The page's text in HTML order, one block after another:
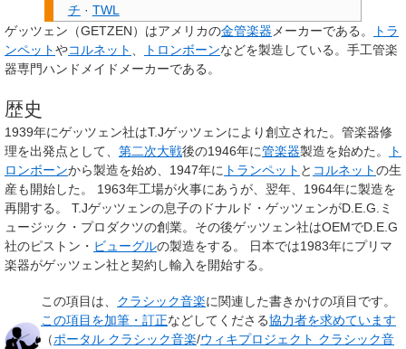
チ · TWL
ゲッツェン （GETZEN）はアメリカの金管楽器 メーカーである。
トラ
ンペットやコルネット トロンボーンなどを製造している。手工管楽
器専門ハンドメイドメーカーである。
歴史
1939年にゲッツェン社はT.Jゲッツェンにより創立された。管楽器修
理を出発点として、 第二次大戦後の1946年に管楽器製造を始めた。
ト
ロンボーンから製造を始め、1947年に トランペット と コルネットの生
産も開始した。 1963年工場が火事にあうが、翌年、1964年に製造を
再開する。 T.Jゲッツェンの息子のドナルド・ゲッツェンがD.E.G.ミ
ュージック・プロダクツの創業。その後ゲッツェン社はOEMでD.E.G
社のピストン・ ビューグルの製造をする。 日本では1983年にプリマ
楽器がゲッツェン社と契約し輸入を開始する。
この項目は、 クラシック音楽に関連した書きかけの項目 です。
この項目を加筆・訂正などしてくださる協力者を求めています
（ポータル クラシック音楽/ウィキプロジェクト クラシック音